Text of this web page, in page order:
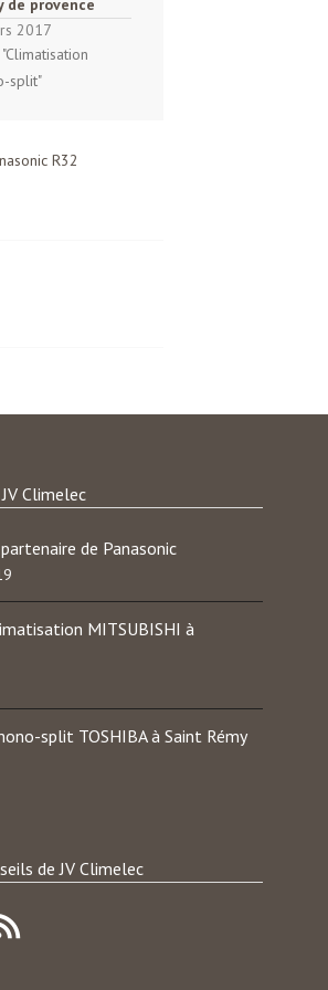
de provence
2017
"Climatisation
split"
R32
Climelec
de Panasonic
MITSUBISHI à
split TOSHIBA à Saint Rémy
de JV Climelec